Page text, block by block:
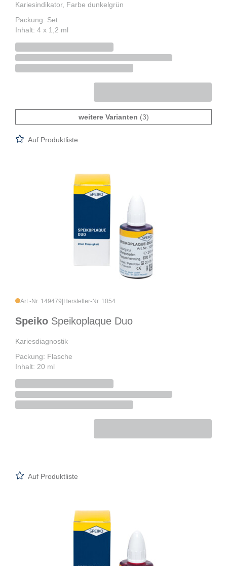
Kariesindikator, Farbe dunkelgrün
Packung: Set
Inhalt: 4 x 1,2 ml
weitere Varianten (3)
Auf Produktliste
Art.-Nr. 149479 Hersteller-Nr. 1054
Speiko Speikoplaque Duo
Kariesdiagnostik
Packung: Flasche
Inhalt: 20 ml
Auf Produktliste